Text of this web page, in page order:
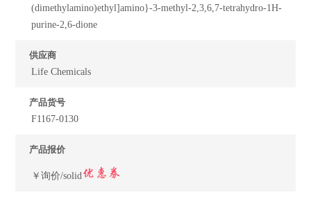
(dimethylamino)ethyl]amino}-3-methyl-2,3,6,7-tetrahydro-1H-
purine-2,6-dione
供应商
Life Chemicals
产品货号
F1167-0130
产品报价
￥询价/solid